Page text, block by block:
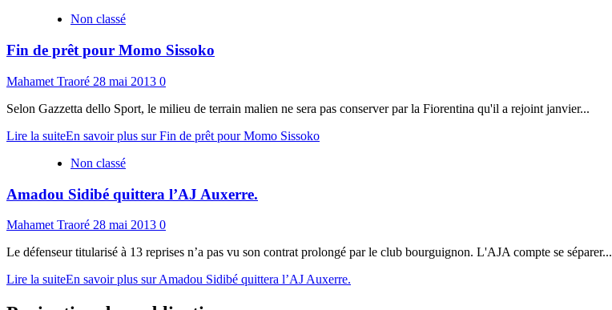
Non classé
Fin de prêt pour Momo Sissoko
Mahamet Traoré 28 mai 2013 0
Selon Gazzetta dello Sport, le milieu de terrain malien ne sera pas conserver par la Fiorentina qu'il a rejoint janvier...
Lire la suiteEn savoir plus sur Fin de prêt pour Momo Sissoko
Non classé
Amadou Sidibé quittera l’AJ Auxerre.
Mahamet Traoré 28 mai 2013 0
Le défenseur titularisé à 13 reprises n’a pas vu son contrat prolongé par le club bourguignon. L'AJA compte se séparer...
Lire la suiteEn savoir plus sur Amadou Sidibé quittera l’AJ Auxerre.